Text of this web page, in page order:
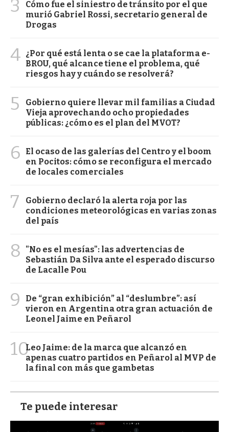
3
Cómo fue el siniestro de tránsito por el que
murió Gabriel Rossi, secretario general de
Drogas
4 ¿Por qué está lenta o se cae la plataforma e-
BROU, qué alcance tiene el problema, qué
riesgos hay y cuándo se resolverá?
5
Gobierno quiere llevar mil familias a Ciudad
Vieja aprovechando ocho propiedades
públicas: ¿cómo es el plan del MVOT?
6
El ocaso de las galerías del Centro y el boom
en Pocitos: cómo se reconfigura el mercado
de locales comerciales
7
Gobierno declaró la alerta roja por las
condiciones meteorológicas en varias zonas
del país
8
"No es el mesías": las advertencias de
Sebastián Da Silva ante el esperado discurso
de Lacalle Pou
9
De “gran exhibición” al “deslumbre”: así
vieron en Argentina otra gran actuación de
Leonel Jaime en Peñarol
10Leo Jaime: de la marca que alcanzó en
apenas cuatro partidos en Peñarol al MVP de
la final con más que gambetas
Te puede interesar